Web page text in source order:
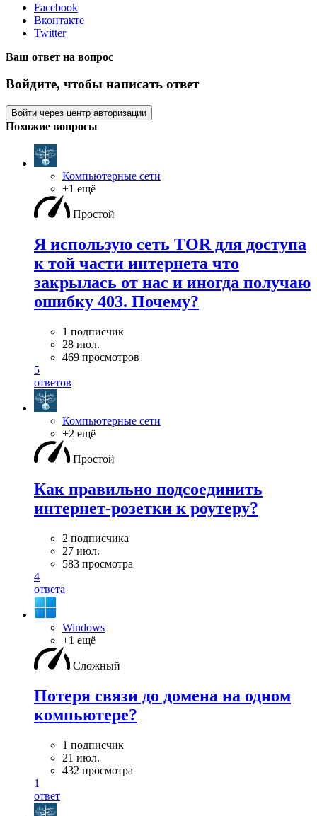
Facebook
Вконтакте
Twitter
Ваш ответ на вопрос
Войдите, чтобы написать ответ
Войти через центр авторизации
Похожие вопросы
Компьютерные сети
+1 ещё
Простой
Я использую сеть TOR для доступа
к той части интернета что
закрылась от нас и иногда получаю
ошибку 403. Почему?
1 подписчик
28 июл.
469 просмотров
5
ответов
Компьютерные сети
+2 ещё
Простой
Как правильно подсоединить
интернет-розетки к роутеру?
2 подписчика
27 июл.
583 просмотра
4
ответа
Windows
+1 ещё
Сложный
Потеря связи до домена на одном
компьютере?
1 подписчик
21 июл.
432 просмотра
1
ответ